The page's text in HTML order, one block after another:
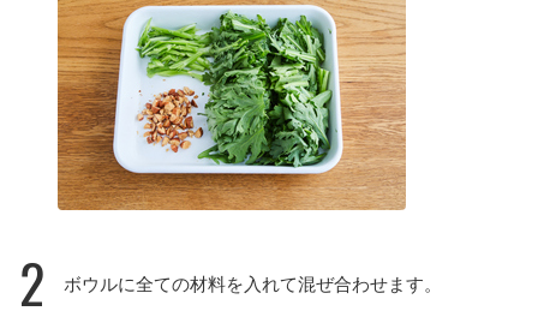
2 ボウルに全ての材料を入れて混ぜ合わせます。